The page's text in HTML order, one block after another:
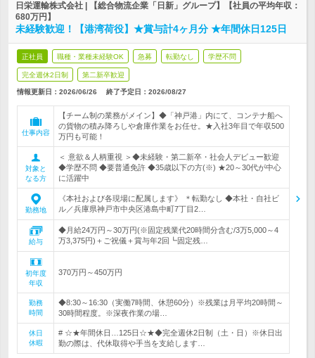
日栄運輸株式会社 | 【総合物流企業「日新」グループ】【社員の平均年収：
680万円】
未経験歓迎！【港湾荷役】★賞与計4ヶ月分 ★年間休日125日
正社員 職種・業種未経験OK 急募 転勤なし 学歴不問
完全週休2日制 第二新卒歓迎
情報更新日：2026/06/26 終了予定日： 2026/08/27
仕事内容
【チーム制の業務がメイン】◆「神戸港」内にて、コンテナ船へ
の貨物の積み降ろしや倉庫作業をお任せ。★入社3年目で年収500
万円も可能！
対象と
なる方
＜ 意欲＆人柄重視 ＞◆未経験・第二新卒・社会人デビュー歓迎
◆学歴不問 ◆要普通免許 ◆35歳以下の方(※) ★20～30代が中心
に活躍中
勤務地
《本社および各現場に配属します》 ＊転勤なし ◆本社・自社ビ
ル／兵庫県神戸市中央区港島中町7丁目2…
給与
◆月給24万円～30万円(※固定残業代20時間分含む/3万5,000～4
万3,375円)＋ご祝儀＋賞与年2回┗固定残…
初年度
年収
370万円～450万円
勤務
時間
◆8:30～16:30（実働7時間、休憩60分）※残業は月平均20時間～
30時間程度。※深夜作業の場…
休日
休暇
# ☆★年間休日…125日☆★◆完全週休2日制（土・日）※休日出
勤の際は、代休取得や手当を支給します…